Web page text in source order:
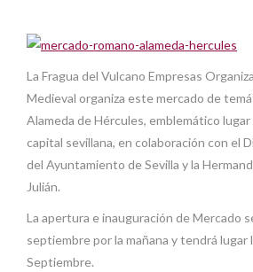
La Fragua del Vulcano Empresas
Medieval organiza este mercado de
Alameda de Hércules, emblemático
capital sevillana, en colaboración con el
del Ayuntamiento de Sevilla y la
Julián.
La apertura e inauguración de Mercado
septiembre por la mañana y tendrá lugar
Septiembre.